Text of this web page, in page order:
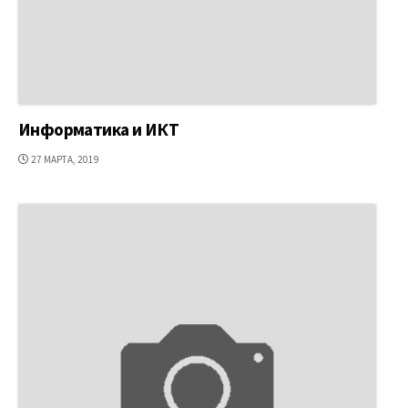
Информатика и ИКТ
ДАТА
27 МАРТА, 2019